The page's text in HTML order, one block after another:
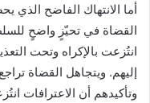
أما الانتهاك الفاضح الذي
القضاة في تحيّزٍ واضحٍ
انتُزعت بالإكراه وتحت
إليهم. ويتجاهل القضاة
وتأكيدهم أن الاعترافات